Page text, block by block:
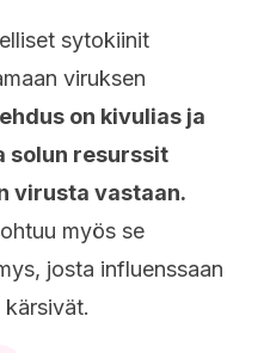
sytokiinit
viruksen
on kivulias ja
solun resurssit
virusta vastaan.
myös se
josta influenssaan
kärsivät.